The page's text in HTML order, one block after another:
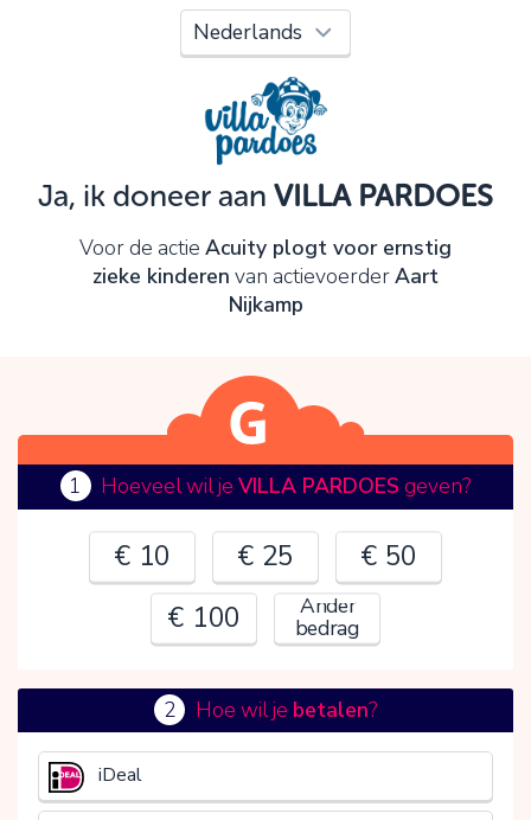
Ja, ik doneer aan VILLA PARDOES
Voor de actie Acuity plogt voor ernstig
zieke kinderen van actievoerderAart
Nijkamp
1 Hoeveel wil jeVILLA PARDOES geven?
€ 10 € 25
€ 50
€ 100
Ander
bedrag
€
2 Hoe wil je betalen?
iDeal
Oeps!
Je kunt nog niet verder vanwege:
Controleer en verbeter je invoer en probeer het
OK